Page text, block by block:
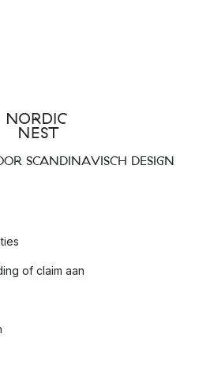
SCANDINAVISCH DESIGN
of claim aan